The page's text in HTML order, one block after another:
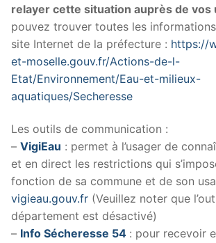
relayer cette situation auprès de vos
pouvez trouver toutes les
site Internet de la préfecture : https://
et-moselle.gouv.fr/Actions-de-l-
Etat/Environnement/Eau-et-milieux-
aquatiques/Secheresse
Les outils de communication :
– VigiEau : permet à l’usager de
et en direct les restrictions qui
fonction de sa commune et de son
vigieau.gouv.fr (Veuillez noter que
département est désactivé)
– Info Sécheresse 54 : pour recevoir